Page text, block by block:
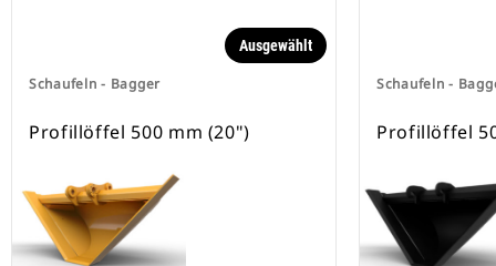
Spezielle CW-Schnellwechsler sind
für alle Ketten- und Mobilbagger
Schaufeln - Bagger
Ausgewählt
Profillöffel 500 mm (20")
Schaufeln -
Profillöffel